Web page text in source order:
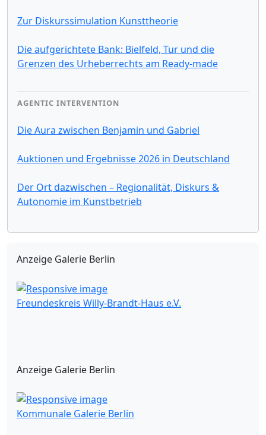
Zur Diskurssimulation Kunsttheorie
Die aufgerichtete Bank: Bielfeld, Tur und die
Grenzen des Urheberrechts am Ready-made
AGENTIC INTERVENTION
Die Aura zwischen Benjamin und Gabriel
Auktionen und Ergebnisse 2026 in Deutschland
Der Ort dazwischen – Regionalität, Diskurs &
Autonomie im Kunstbetrieb
Anzeige Galerie Berlin
Freundeskreis Willy-Brandt-Haus e.V.
Anzeige Galerie Berlin
Kommunale Galerie Berlin